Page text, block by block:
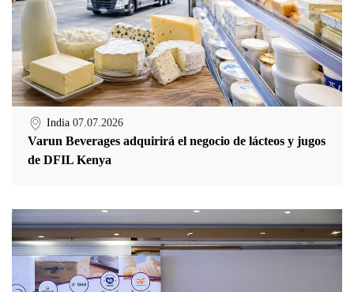
India 07.07.2026
Varun Beverages adquirirá el negocio de lácteos y jugos
de DFIL Kenya